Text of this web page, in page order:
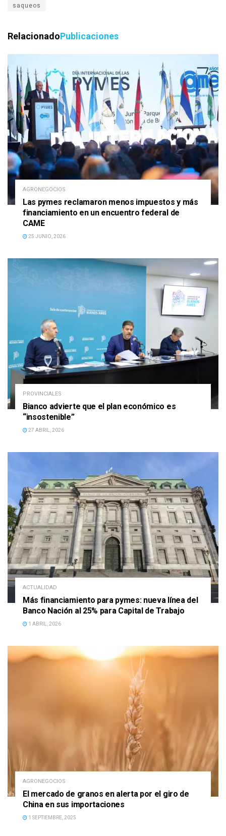
saqueos
RelacionadoPublicaciones
AGRONEGOCIOS
Las pymes reclamaron menos impuestos y más
financiamiento en un encuentro federal de
CAME
25 JUNIO, 2026
PROVINCIALES
Bianco advierte que el plan económico es
“insostenible”
27 ABRIL, 2026
ACTUALIDAD
Más financiamiento para pymes: nueva línea del
Banco Nación al 25% para Capital de Trabajo
1 ABRIL, 2026
AGRONEGOCIOS
El mercado de granos en alerta por el giro de
China en sus importaciones
1 SEPTIEMBRE, 2025